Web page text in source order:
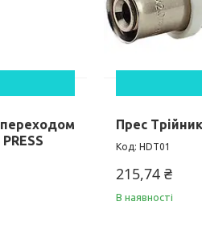
переходом
Прес
HDT01
215,74 ₴
В наявності